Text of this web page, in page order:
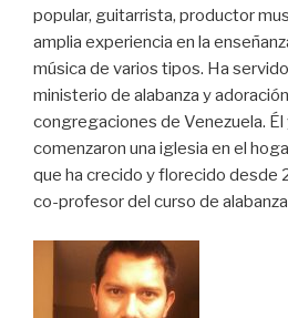
popular, guitarrista, productor
amplia experiencia en la
música de varios tipos. Ha
ministerio de alabanza y
congregaciones de Venezuela. Él
comenzaron una iglesia en el
que ha crecido y florecido desde
co-profesor del curso de